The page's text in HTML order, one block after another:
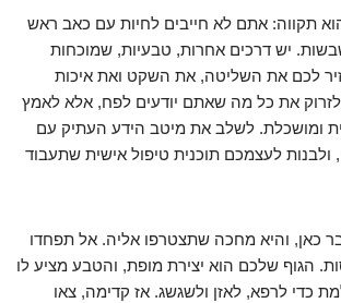
תקווה: אתם לא חייבים לחיות עם כאב ראש
יש דרכים אחרות, טבעיות, שמוכחות
לכם את השליטה, את השקט ואת איכות
את כל מה שאתם יודעים לפח, אלא לאמץ
ומושכלת. לשלב את מיטב הידע העתיק עם
ולבנות לעצמכם תוכנית טיפול אישית שתעבוד
כאן, והיא מחכה שתצטרפו אליה. אל תפחדו
הגוף שלכם הוא יצירת מופת, והטבע מציע לו
כדי לרפא, לאזן ולשגשג. אז קדימה, צאו